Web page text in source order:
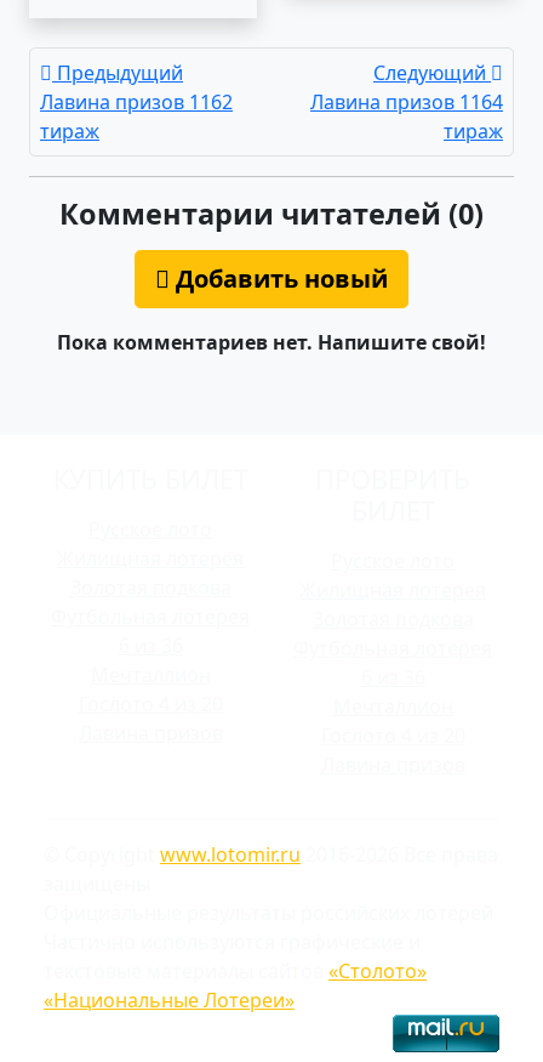
Предыдущий
Лавина призов 1162
тираж
Следующий
Лавина призов 1164
тираж
Комментарии читателей (0)
Добавить новый
Пока комментариев нет. Напишите свой!
www.lotomir.ru
«Столото»
«Национальные Лотереи»